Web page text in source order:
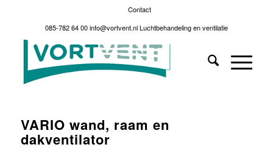
Contact
085-782 64 00info@vortvent.nlLuchtbehandeling en ventilatie
VARIO wand, raam en
dakventilator